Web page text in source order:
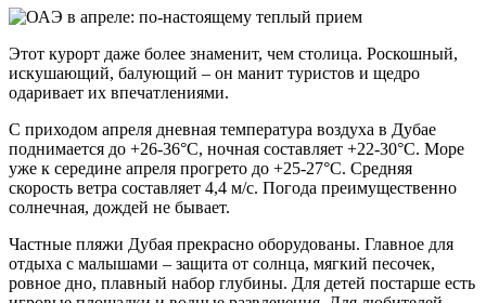
Этот курорт даже более знаменит, чем столица. Роскошный,
искушающий, балующий – он манит туристов и щедро
одаривает их впечатлениями.
С приходом апреля дневная температура воздуха в Дубае
поднимается до +26-36°С, ночная составляет +22-30°С. Море
уже к середине апреля прогрето до +25-27°С. Средняя
скорость ветра составляет 4,4 м/с. Погода преимущественно
солнечная, дождей не бывает.
Частные пляжи Дубая прекрасно оборудованы. Главное для
отдыха с малышами – защита от солнца, мягкий песочек,
ровное дно, плавный набор глубины. Для детей постарше есть